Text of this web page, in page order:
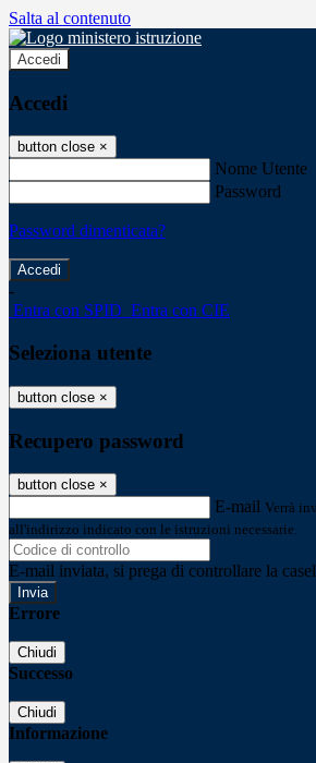
Salta al contenuto
Accedi
Accedi
button close ×
Nome Utente
Password
Password dimenticata?
-
Entra con SPID Entra con CIE
Seleziona utente
button close ×
Recupero password
button close ×
E-mail Verrà
all'indirizzo indicato con le istruzioni necessarie.
E-mail inviata, si prega di controllare la
Errore
Chiudi
Successo
Chiudi
Informazione